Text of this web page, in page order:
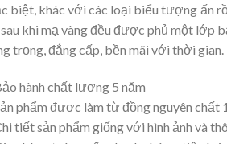
biệt, khác với các loại biểu tượng ấn
khi mạ vàng đều được phủ một lớp
trọng, đẳng cấp, bền mãi với thời gian.
hành chất lượng 5 năm
phẩm được làm từ đồng nguyên chất
tiết sản phẩm giống với hình ảnh và